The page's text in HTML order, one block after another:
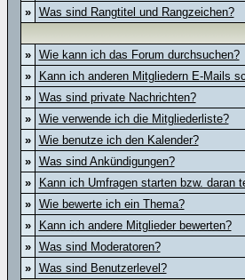
»
Was sind Rangtitel und Rangzeichen?
»
Wie kann ich das Forum durchsuchen?
»
Kann ich anderen Mitgliedern E-Mails
»
Was sind private Nachrichten?
»
Wie verwende ich die Mitgliederliste?
»
Wie benutze ich den Kalender?
»
Was sind Ankündigungen?
»
Kann ich Umfragen starten bzw. daran
»
Wie bewerte ich ein Thema?
»
Kann ich andere Mitglieder bewerten?
»
Was sind Moderatoren?
»
Was sind Benutzerlevel?